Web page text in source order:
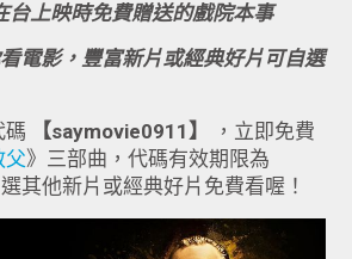
台上映時免費贈送的戲院本事
電影，豐富新片或經典好片可自選
碼
【saymovie0911】
，立即免費
父》三部曲，代碼有效期限為
其他新片或經典好片免費看喔！